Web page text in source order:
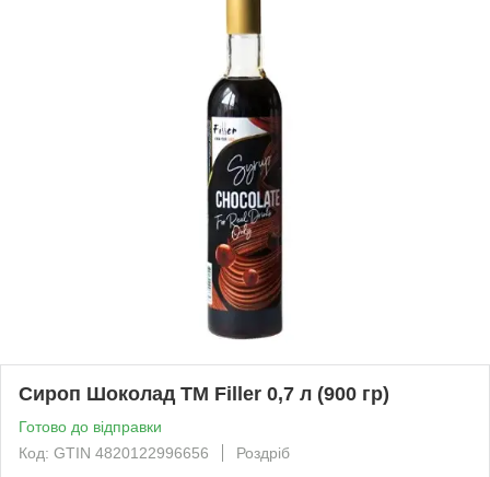
Сироп Шоколад ТМ Filler 0,7 л (900 гр)
Готово до відправки
Код: GTIN 4820122996656
Роздріб